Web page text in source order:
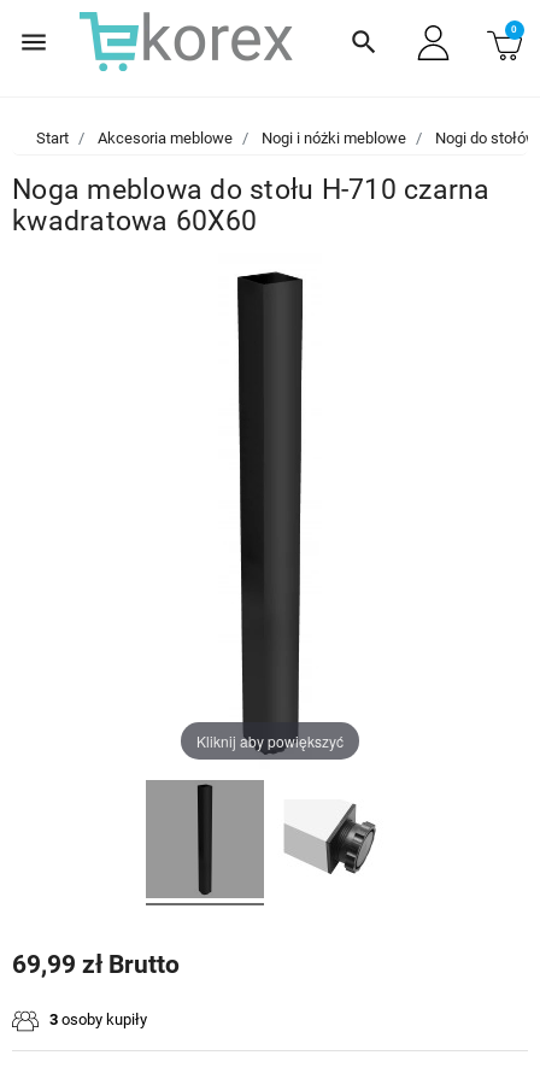
menu search 0
Start Akcesoria meblowe Nogi i nóżki meblowe Nogi do stołów
Noga meblowa do stołu H-710 czarna
kwadratowa 60X60
Kliknij aby powiększyć
69,99 zł Brutto
3 osoby kupiły